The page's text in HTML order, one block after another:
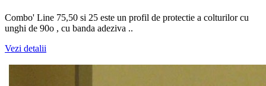
Combo' Line 75,50 si 25 este un profil de protectie a colturilor cu
unghi de 90o , cu banda adeziva ..
Vezi detalii